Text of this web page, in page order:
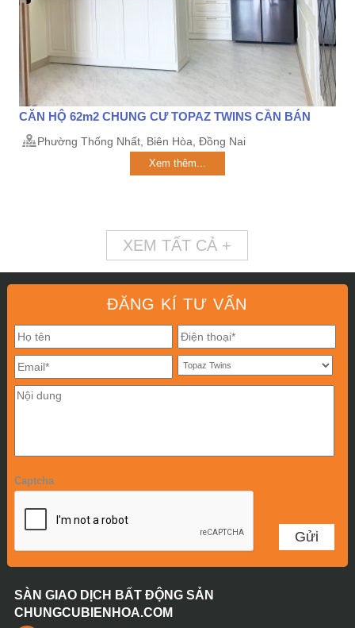
CĂN HỘ 62m2 CHUNG CƯ TOPAZ TWINS CẦN BÁN
Phường Thống Nhất, Biên Hòa, Đồng Nai
Xem thêm...
XEM TẤT CẢ +
ĐĂNG KÍ TƯ VẤN
Captcha
SÀN GIAO DỊCH BẤT ĐỘNG SẢN
CHUNGCUBIENHOA.COM